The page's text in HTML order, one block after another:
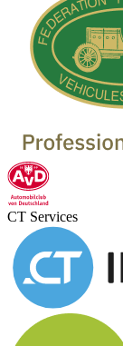
CT Services